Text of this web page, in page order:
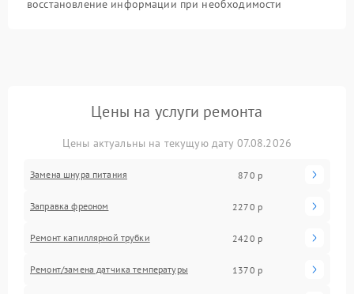
восстановление информации при необходимости
Цены на услуги ремонта
Цены актуальны на текущую дату 07.08.2026
Замена шнура питания 870 р
Заправка фреоном 2270 р
Ремонт капиллярной трубки 2420 р
Ремонт/замена датчика температуры 1370 р